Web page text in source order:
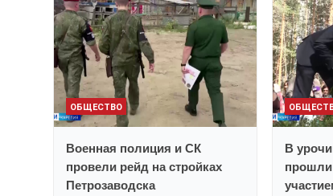
ОБЩЕСТВО
Военная полиция и СК
провели рейд на стройках
Петрозаводска
В
прошли